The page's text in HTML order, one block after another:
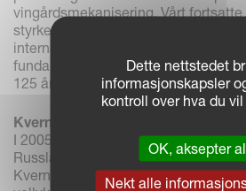
vingårdsmekanisering. Vårt
styrke og konsolidere selskapets
internasjonal leder, noe som igjen vil
fundamentet som selskapet ble
125 år siden.
Kverneland Group åper
I 2005 åpner Kverneland Group nye
Russland og Kina. Dette er en
Kverneland Groups vilje til å
Dette nettstedet
informasjonskapsler
kontroll over hva du
OK, aksepter
Nekt alle